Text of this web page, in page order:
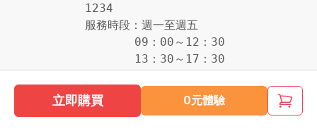
立即購買 0元體驗
1234
服務時段：週一至週五
09：00～12：30
13：30～17：30